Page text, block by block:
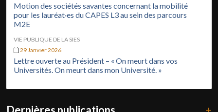
Motion des sociétés savantes concernant la mobilité
pour les lauréat·es du CAPES L3 au sein des parcours
M2E
VIE PUBLIQUE DE LA SIES
29 Janvier 2026
Lettre ouverte au Président – « On meurt dans vos
Universités. On meurt dans mon Université. »